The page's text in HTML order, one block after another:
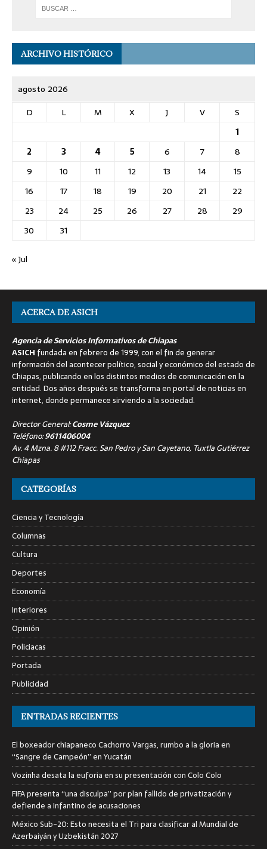
ARCHIVO HISTÓRICO
agosto 2026
D
L M X J V
S
1
2
3 4 5 6 7
8
9
10 11 12 13 14
15
16
17 18 19 20 21
22
23
24 25 26 27 28
29
30
31
« Jul
ACERCA DE ASICH
Agencia de Servicios Informativos de Chiapas
ASICH fundada en febrero de 1999, con el fin de generar
información del acontecer político, social y económico del estado de
Chiapas, publicando en los distintos medios de comunicación en la
entidad. Dos años después se transforma en portal de noticias en
internet, donde permanece sirviendo a la sociedad.
Director General:Cosme Vázquez
Teléfono:9611406004
Av. 4 Mzna. 8 #112 Fracc. San Pedro y San Cayetano, Tuxtla Gutiérrez
Chiapas
CATEGORÍAS
Ciencia y Tecnología
Columnas
Cultura
Deportes
Economía
Interiores
Opinión
Policiacas
Portada
Publicidad
ENTRADAS RECIENTES
El boxeador chiapaneco Cachorro Vargas, rumbo a la gloria en
“Sangre de Campeón” en Yucatán
Vozinha desata la euforia en su presentación con Colo Colo
FIFA presenta “una disculpa” por plan fallido de privatización y
defiende a Infantino de acusaciones
México Sub-20: Esto necesita el Tri para clasificar al Mundial de
Azerbaiyán y Uzbekistán 2027